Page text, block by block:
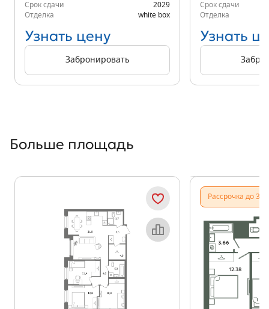
Срок сдачи
2029
Отделка
white box
Узнать цену
Забронировать
Срок сдачи
Отделка
Узнать
Больше площадь
Объект месяца
Рассрочка до